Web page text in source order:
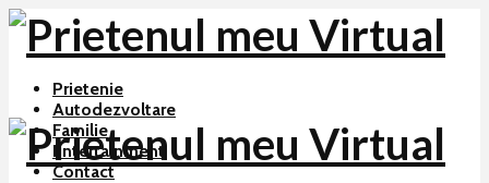
Prietenie
Autodezvoltare
Familie
Entertainment
Contact